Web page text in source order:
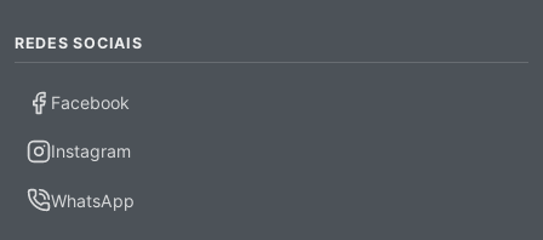
REDES SOCIAIS
Facebook
Instagram
WhatsApp